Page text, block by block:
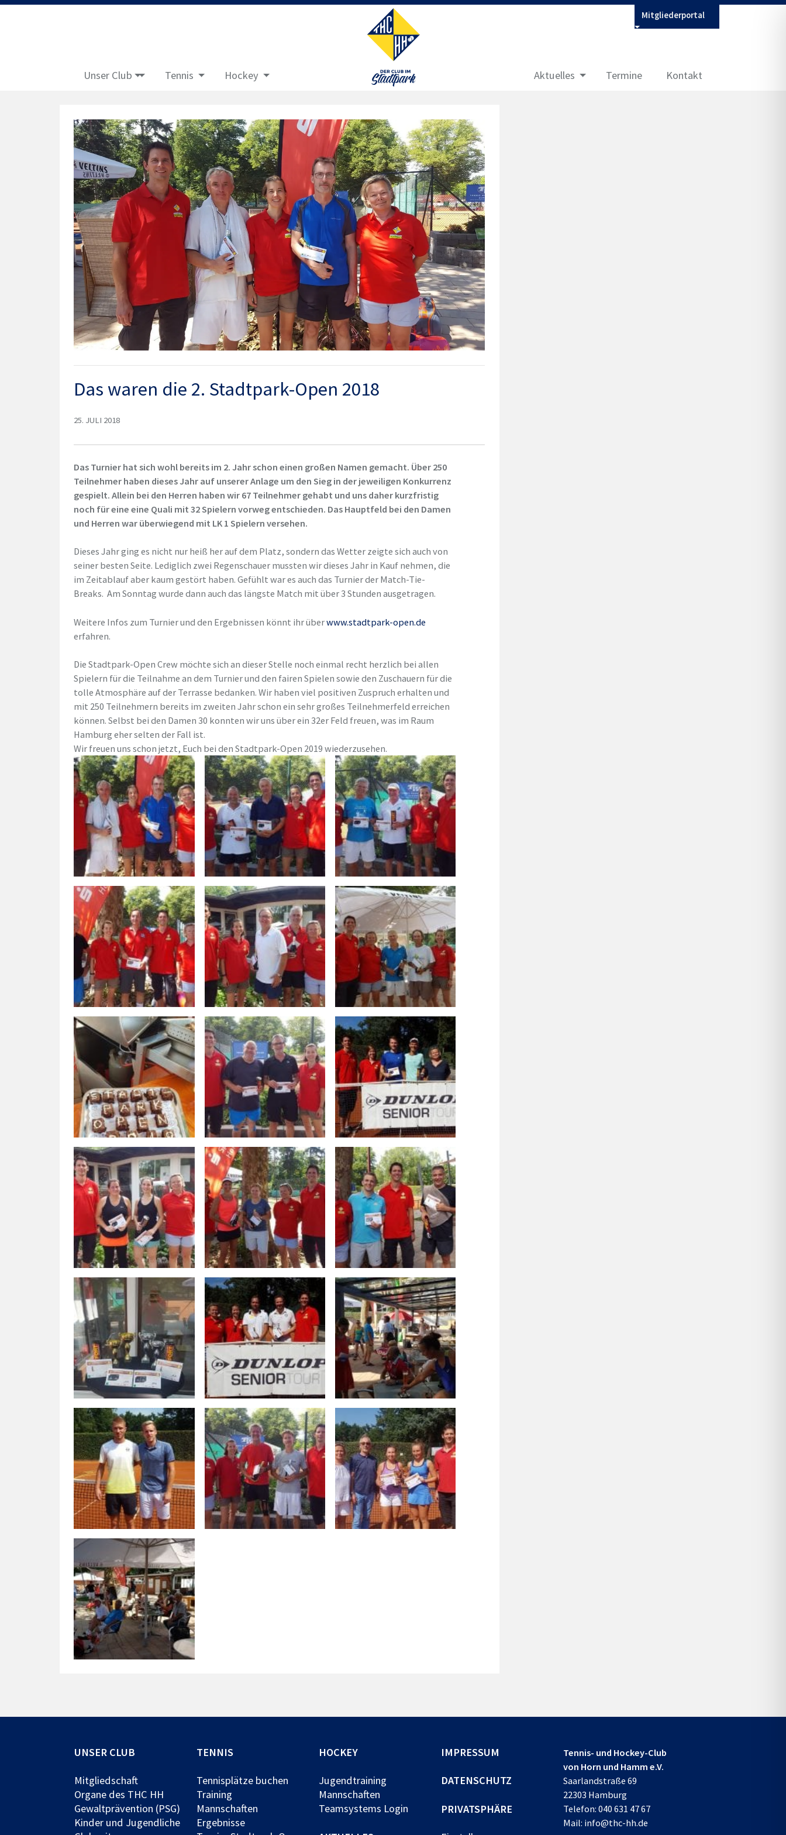
Unser Club Tennis Hockey
Mitgliederportal
Aktuelles Termine Kontakt
Das waren die 2. Stadtpark-Open 2018
25. JULI 2018
Das Turnier hat sich wohl bereits im 2. Jahr schon einen großen Namen gemacht. Über 250
Teilnehmer haben dieses Jahr auf unserer Anlage um den Sieg in der jeweiligen Konkurrenz
gespielt. Allein bei den Herren haben wir 67 Teilnehmer gehabt und uns daher kurzfristig
noch für eine eine Quali mit 32 Spielern vorweg entschieden. Das Hauptfeld bei den Damen
und Herren war überwiegend mit LK 1 Spielern versehen.
Dieses Jahr ging es nicht nur heiß her auf dem Platz, sondern das Wetter zeigte sich auch von
seiner besten Seite. Lediglich zwei Regenschauer mussten wir dieses Jahr in Kauf nehmen, die
im Zeitablauf aber kaum gestört haben. Gefühlt war es auch das Turnier der Match-Tie-
Breaks. Am Sonntag wurde dann auch das längste Match mit über 3 Stunden ausgetragen.
Weitere Infos zum Turnier und den Ergebnissen könnt ihr überwww.stadtpark-open.de
erfahren.
Die Stadtpark-Open Crew möchte sich an dieser Stelle noch einmal recht herzlich bei allen
Spielern für die Teilnahme an dem Turnier und den fairen Spielen sowie den Zuschauern für die
tolle Atmosphäre auf der Terrasse bedanken. Wir haben viel positiven Zuspruch erhalten und
mit 250 Teilnehmern bereits im zweiten Jahr schon ein sehr großes Teilnehmerfeld erreichen
können. Selbst bei den Damen 30 konnten wir uns über ein 32er Feld freuen, was im Raum
Hamburg eher selten der Fall ist.
Wir freuen uns schon jetzt, Euch bei den Stadtpark-Open 2019 wiederzusehen.
UNSER CLUB
Mitgliedschaft
Organe des THC HH
Gewaltprävention (PSG)
Kinder und Jugendliche
TENNIS
Tennisplätze buchen
Training
Mannschaften
Ergebnisse
HOCKEY
Jugendtraining
Mannschaften
Teamsystems Login
IMPRESSUM
DATENSCHUTZ
PRIVATSPHÄRE
Tennis- und Hockey-Club
von Horn und Hamm e.V.
Saarlandstraße 69
22303 Hamburg
Telefon:040 631 47 67
Mail: info@thc-hh.de